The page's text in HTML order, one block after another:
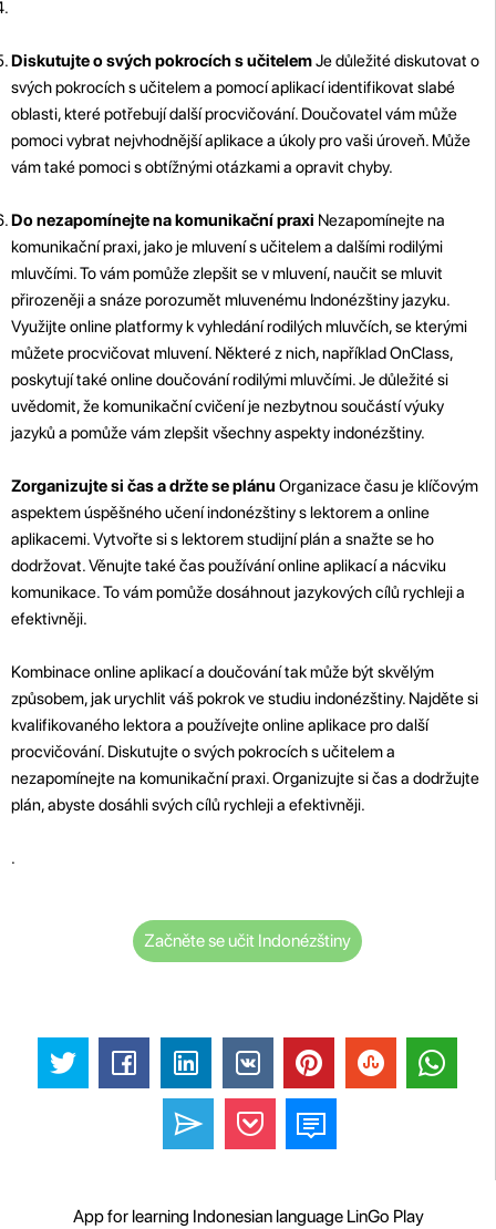
Diskutujte o svých pokrocích s učitelemJe důležité diskutovat o
svých pokrocích s učitelem a pomocí aplikací identifikovat slabé
oblasti, které potřebují další procvičování. Doučovatel vám může
pomoci vybrat nejvhodnější aplikace a úkoly pro vaši úroveň. Může
vám také pomoci s obtížnými otázkami a opravit chyby.
Do nezapomínejte na komunikační praxi Nezapomínejte na
komunikační praxi, jako je mluvení s učitelem a dalšími rodilými
mluvčími. To vám pomůže zlepšit se v mluvení, naučit se mluvit
přirozeněji a snáze porozumět mluvenému Indonézštiny jazyku.
Využijte online platformy k vyhledání rodilých mluvčích, se kterými
můžete procvičovat mluvení. Některé z nich, například OnClass,
poskytují také online doučování rodilými mluvčími. Je důležité si
uvědomit, že komunikační cvičení je nezbytnou součástí výuky
jazyků a pomůže vám zlepšit všechny aspekty indonézštiny.
Zorganizujte si čas a držte se plánu Organizace času je klíčovým
aspektem úspěšného učení indonézštiny s lektorem a online
aplikacemi. Vytvořte si s lektorem studijní plán a snažte se ho
dodržovat. Věnujte také čas používání online aplikací a nácviku
komunikace. To vám pomůže dosáhnout jazykových cílů rychleji a
efektivněji.
Kombinace online aplikací a doučování tak může být skvělým
způsobem, jak urychlit váš pokrok ve studiu indonézštiny. Najděte si
kvalifikovaného lektora a používejte online aplikace pro další
procvičování. Diskutujte o svých pokrocích s učitelem a
nezapomínejte na komunikační praxi. Organizujte si čas a dodržujte
plán, abyste dosáhli svých cílů rychleji a efektivněji.
.
Začněte se učit Indonézštiny
App for learning Indonesian language LinGo Play